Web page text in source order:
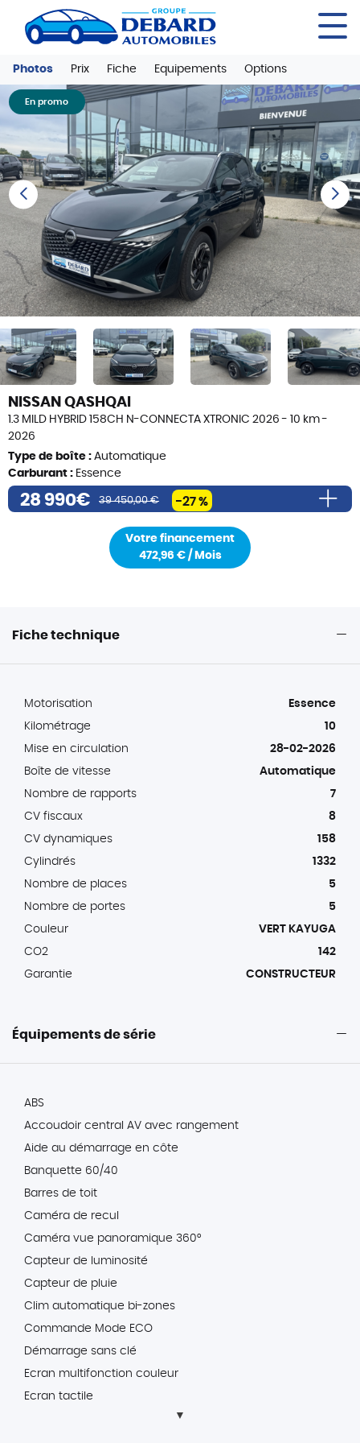
Photos Prix Fiche Equipements Options
NISSAN QASHQAI
1.3 MILD HYBRID 158CH N-CONNECTA XTRONIC 2026 - 10 km -
2026
Type de boîte : Automatique
Carburant : Essence
28 990€ 39 450,00 € -27 %
Frais de transport éventuels (i)
200€
Prix total TTC 29 480,00€
Votre financement
472,96 € / Mois
En promo
Previous Next
Fiche technique
Motorisation
Essence
Kilométrage
10
Mise en circulation
28-02-2026
Boîte de vitesse
Automatique
Nombre de rapports
7
CV fiscaux
8
CV dynamiques
158
Cylindrés
1332
Nombre de places
5
Nombre de portes
5
Couleur
VERT KAYUGA
CO2
142
Garantie
CONSTRUCTEUR
Équipements de série
ABS
Accoudoir central AV avec rangement
Aide au démarrage en côte
Banquette 60/40
Barres de toit
Caméra de recul
Caméra vue panoramique 360°
Capteur de luminosité
Capteur de pluie
Clim automatique bi-zones
Commande Mode ECO
Démarrage sans clé
Ecran multifonction couleur
Ecran tactile
Panneau de gestion des cookies